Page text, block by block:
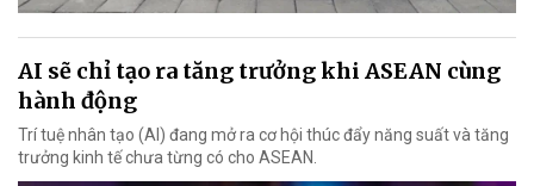
AI sẽ chỉ tạo ra tăng trưởng khi ASEAN cùng
hành động
Trí tuệ nhân tạo (AI) đang mở ra cơ hội thúc đẩy năng suất và tăng
trưởng kinh tế chưa từng có cho ASEAN.